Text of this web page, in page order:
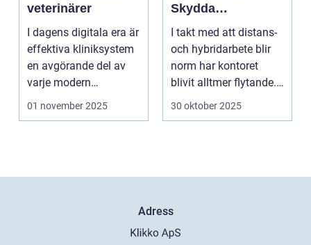
veterinärer
I dagens digitala era är
effektiva kliniksystem
en avgörande del av
varje modern
veterin&a...
01 november 2025
Skydda
företagsdata när
kontoret är överallt
I takt med att distans-
och hybridarbete blir
norm har kontoret
blivit alltmer flytande.
Företa...
30 oktober 2025
Adress